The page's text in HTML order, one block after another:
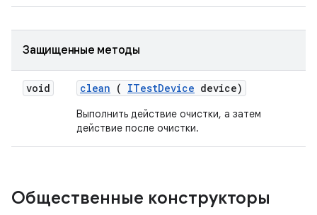
Защищенные методы
void clean ( ITestDevice device)
Выполнить действие очистки, а затем
действие после очистки.
Общественные конструкторы